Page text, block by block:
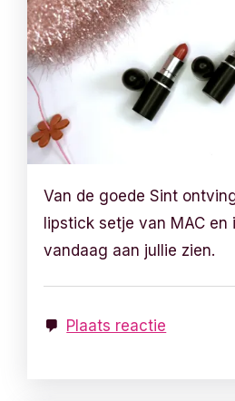
Van de goede Sint
lipstick setje van MAC en
vandaag aan jullie zien.
Plaats reactie